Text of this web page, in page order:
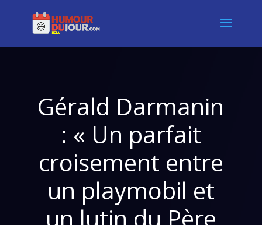
Gérald Darmanin
: « Un parfait
croisement entre
un playmobil et
un lutin du Père